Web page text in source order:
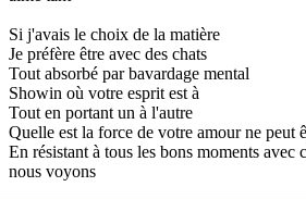
Si j'avais le choix de la matière
Je préfère être avec des chats
Tout absorbé par bavardage mental
Showin où votre esprit est à
Tout en portant un à l'autre
Quelle est la force de votre amour ne peut
En résistant à tous les bons moments avec
nous voyons